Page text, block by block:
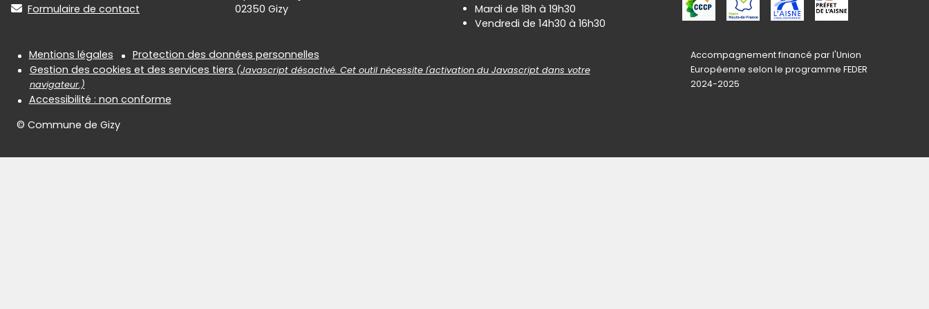
Formulaire de contact
02350 Gizy
Mardi de 18h à 19h30
Vendredi de 14h30 à 16h30
Informations réglementaires
Mentions légales
Protection des données personnelles
Gestion des cookies et des services tiers (Javascript désactivé. Cet outil nécessite l'activation du Javascript dans votre
navigateur.)
Accessibilité : non conforme
© Commune de Gizy
Accompagnement financé par l'Union
Européenne selon le programme FEDER
2024-2025